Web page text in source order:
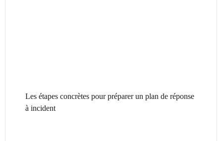
Les étapes concrètes pour préparer un plan de réponse
à incident